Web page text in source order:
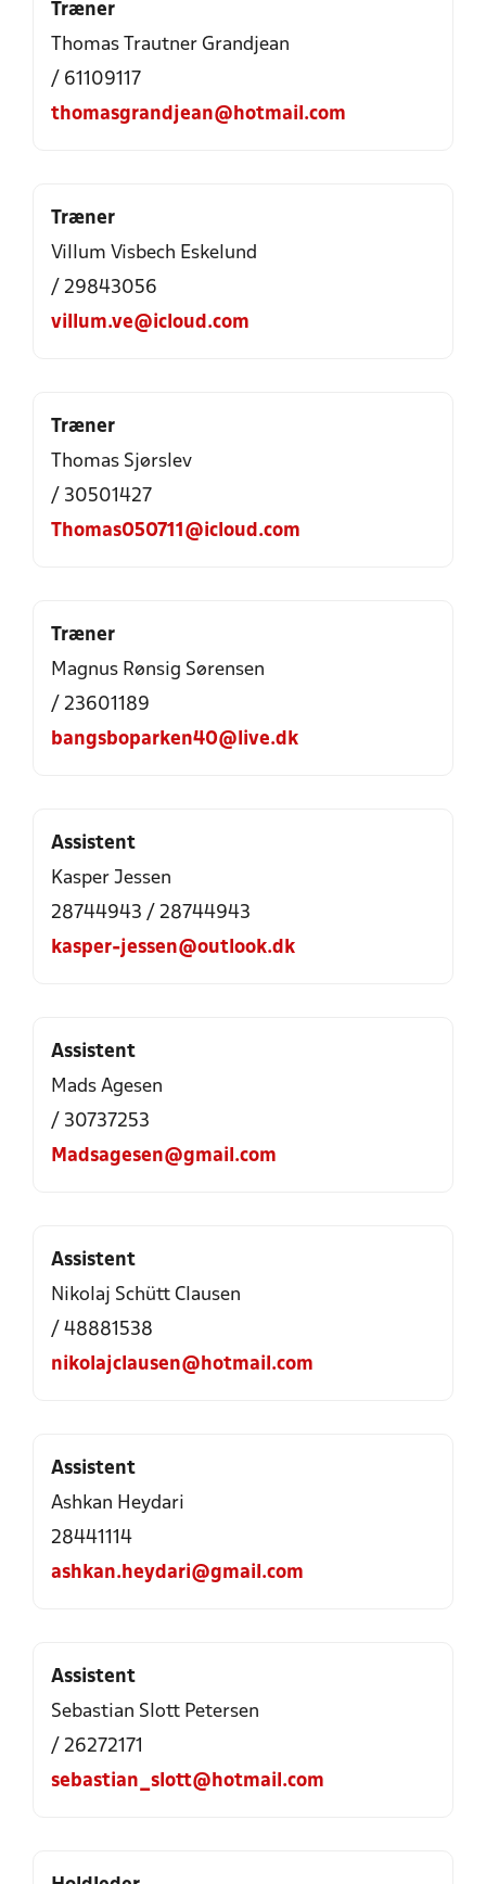
Træner
Thomas Trautner Grandjean
/ 61109117
thomasgrandjean@hotmail.com
Træner
Villum Visbech Eskelund
/ 29843056
villum.ve@icloud.com
Træner
Thomas Sjørslev
/ 30501427
Thomas050711@icloud.com
Træner
Magnus Rønsig Sørensen
/ 23601189
bangsboparken40@live.dk
Assistent
Kasper Jessen
28744943 / 28744943
kasper-jessen@outlook.dk
Assistent
Mads Agesen
/ 30737253
Madsagesen@gmail.com
Assistent
Nikolaj Schütt Clausen
/ 48881538
nikolajclausen@hotmail.com
Assistent
Ashkan Heydari
28441114
ashkan.heydari@gmail.com
Assistent
Sebastian Slott Petersen
/ 26272171
sebastian_slott@hotmail.com